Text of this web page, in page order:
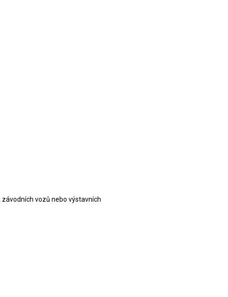
vozů nebo výstavních